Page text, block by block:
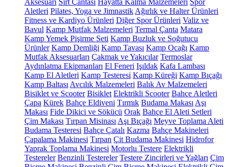
Aksesuarı Sırt Çantası Hayatta Kalma Malzemeleri Spor
Aletleri Pilates, Yoga ve Jimnastik Ağırlık ve Halter Ürünleri
Fitness ve Kardiyo Ürünleri Diğer Spor Ürünleri Valiz ve
Bavul Kamp Mutfak Malzemeleri Termal Çanta Matara
Kamp Yemek Pişirme Seti Kamp Buzluk ve Soğutucu
Ürünler Kamp Demliği Kamp Tavası Kamp Ocağı Kamp
Mutfak Aksesuarları Çakmak ve Yakıcılar Termoslar
Aydınlatma Ekipmanları El Feneri Işıldak Kafa Lambası
Kamp El Aletleri Kamp Testeresi Kamp Küreği Kamp Bıçağı
Kamp Baltası Avcılık Malzemeleri Balık Av Malzemeleri
Bisiklet ve Scooter Bisiklet Elektrikli Scooter Bahçe Aletleri
Çapa Kürek Bahçe Eldiveni Tırmık Budama Makası Aşı
Makası Fide Dikici ve Sökücü Orak Bahçe El Aleti Setleri
Çim Makası Tırpan Misinası Aşı Bıçağı Meyve Toplama Aleti
Budama Testeresi Bahçe Çatalı Kazma Bahçe Makineleri
Çapalama Makinesi Tırpan Çit Budama Makinesi Hidrofor
Yaprak Toplama Makinesi Motorlu Testere Elektrikli
Testereler Benzinli Testereler Testere Zincirleri ve Yağları Çim